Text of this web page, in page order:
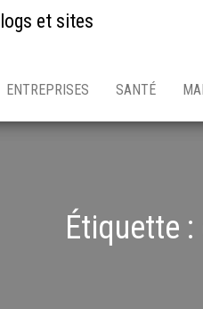
et sites
ENTREPRISES SANTÉ
Étiquette :